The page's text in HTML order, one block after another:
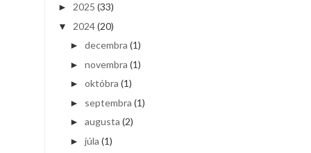
► 2025 (33)
▼ 2024(20)
► decembra (1)
► novembra (1)
► októbra (1)
► septembra (1)
► augusta (2)
► júla (1)